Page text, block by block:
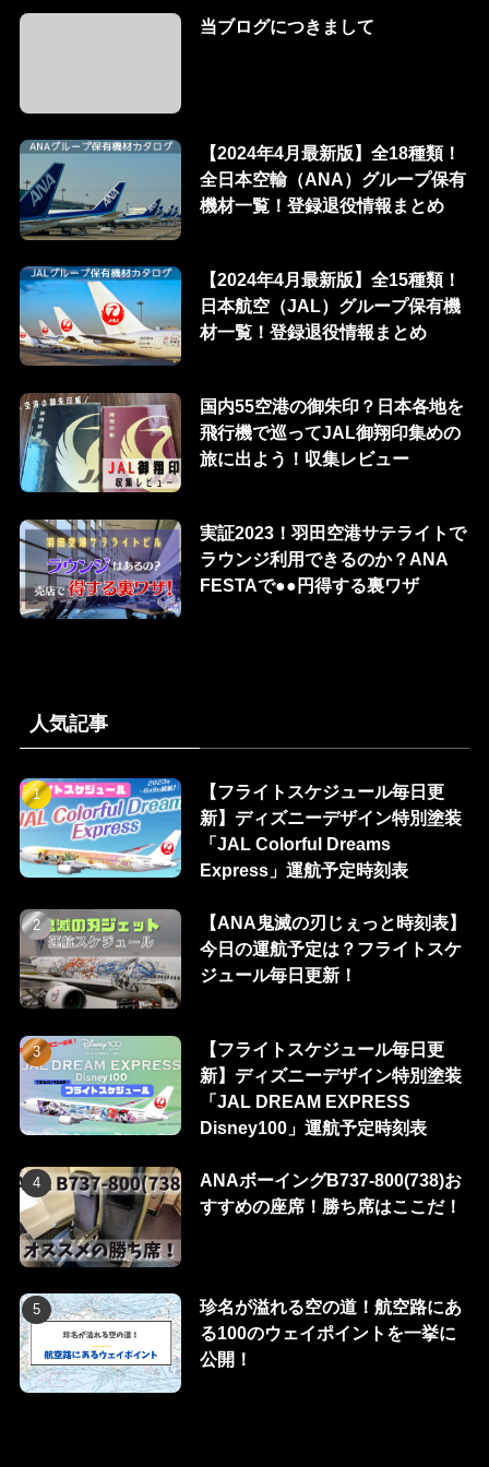
当ブログにつきまして
【2024年4月最新版】全18種類！
全日本空輸（ANA）グループ保有
機材一覧！登録退役情報まとめ
【2024年4月最新版】全15種類！
日本航空（JAL）グループ保有機
材一覧！登録退役情報まとめ
国内55空港の御朱印？日本各地を
飛行機で巡ってJAL御翔印集めの
旅に出よう！収集レビュー
実証2023！羽田空港サテライトで
ラウンジ利用できるのか？ANA
FESTAで●●円得する裏ワザ
人気記事
【フライトスケジュール毎日更
新】ディズニーデザイン特別塗装
「JAL Colorful Dreams
Express」運航予定時刻表
【ANA鬼滅の刃じぇっと時刻表】
今日の運航予定は？フライトスケ
ジュール毎日更新！
【フライトスケジュール毎日更
新】ディズニーデザイン特別塗装
「JAL DREAM EXPRESS
Disney100」運航予定時刻表
ANAボーイングB737-800(738)お
すすめの座席！勝ち席はここだ！
珍名が溢れる空の道！航空路にあ
る100のウェイポイントを一挙に
公開！